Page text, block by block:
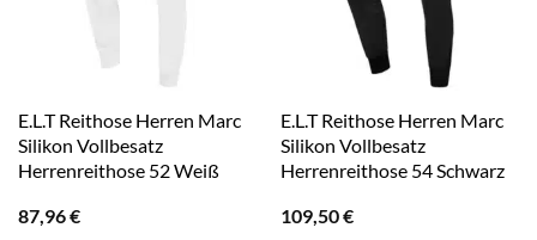
E.L.T Reithose Herren Marc
Silikon Vollbesatz
Herrenreithose 52 Weiß
87,96€
E.L.T Reithose Herren Marc
Silikon Vollbesatz
Herrenreithose 54 Schwarz
109,50€